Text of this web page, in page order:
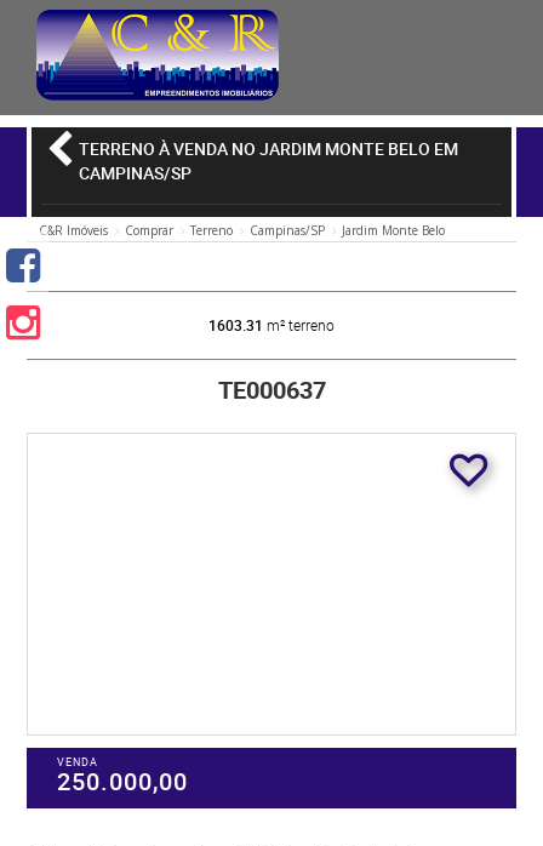
TERRENO À VENDA NO JARDIM MONTE BELO EM
CAMPINAS/SP
C&R Imóveis Comprar Terreno Campinas/SP Jardim Monte Belo
1603.31 m² terreno
TE000637
VENDA
250.000,00